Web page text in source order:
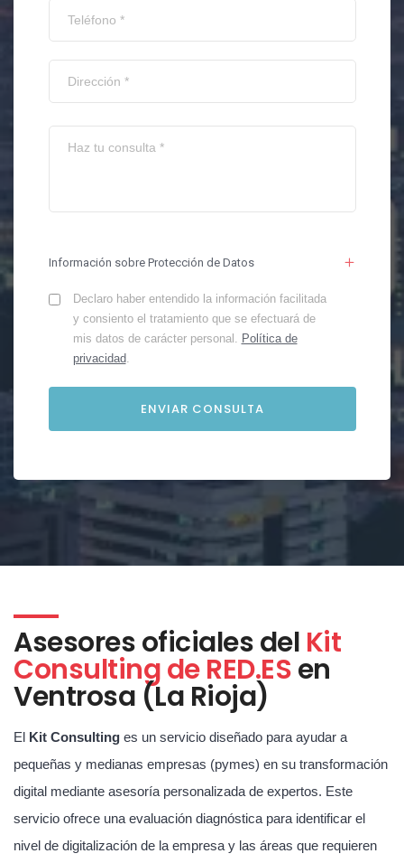
Información sobre Protección de Datos
Declaro haber entendido la información facilitada
y consiento el tratamiento que se efectuará de
mis datos de carácter personal. Política de
privacidad.
Asesores oficiales del Kit
Consulting de RED.ESen
Ventrosa (La Rioja)
El Kit Consulting es un servicio diseñado para ayudar a
pequeñas y medianas empresas (pymes) en su transformación
digital mediante asesoría personalizada de expertos. Este
servicio ofrece una evaluación diagnóstica para identificar el
nivel de digitalización de la empresa y las áreas que requieren